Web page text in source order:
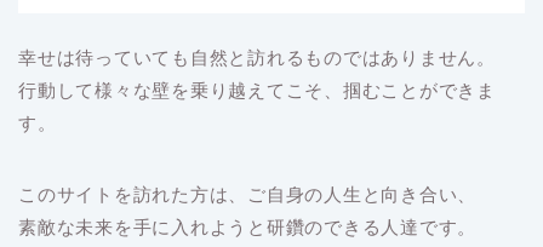
幸せは待っていても自然と訪れるものではありません。
行動して様々な壁を乗り越えてこそ、掴むことができま
す。
このサイトを訪れた方は、ご自身の人生と向き合い、
素敵な未来を手に入れようと研鑽のできる人達です。